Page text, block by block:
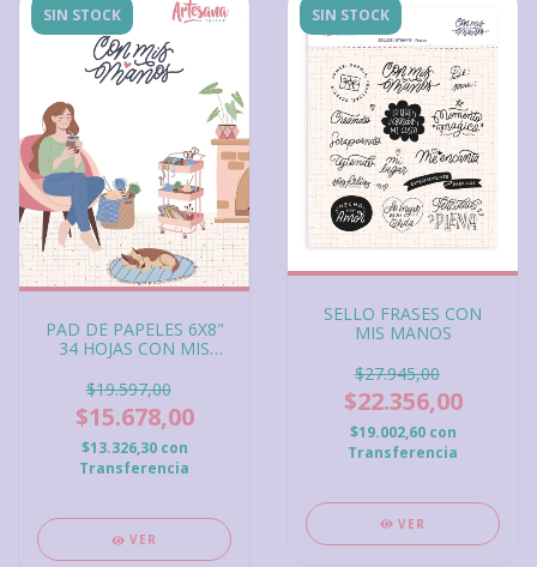
SIN STOCK
PAD DE PAPELES 6X8"
34 HOJAS CON MIS
$19.597,00
$15.678,00
$13.326,30 con
Transferencia
VER
SIN STOCK
SELLO FRASES CON
MIS MANOS
$27.945,00
$22.356,00
$19.002,60 con
Transferencia
VER